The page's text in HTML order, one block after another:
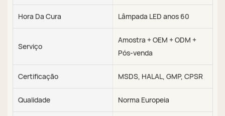
Hora Da Cura Lâmpada LED anos 60
Serviço
Amostra + OEM + ODM +
Pós-venda
Certificação MSDS, HALAL, GMP, CPSR
Qualidade Norma Europeia